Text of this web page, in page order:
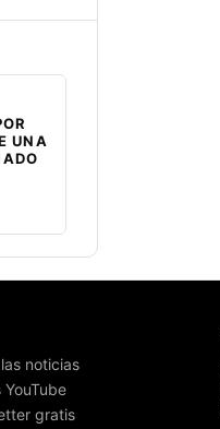
UNA
noticias
YouTube
gratis